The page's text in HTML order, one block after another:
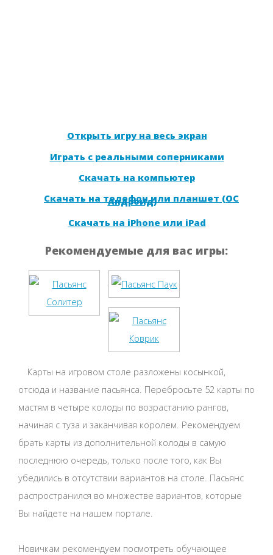
Открыть игру на весь экран
Играть с реальными соперниками
Скачать на компьютер
Скачать на телефон или планшет (ОС
Андроид)
Скачать на iPhone или iPad
Рекомендуемые для вас игры:
Карты на игровом столе разложены косынкой,
отсюда и название пасьянса. Перебросьте 52 карты по
мастям в четыре колоды по возрастанию рангов,
начиная с туза и заканчивая королем. Рекомендуем
брать карты из дополнительной колоды в самую
последнюю очередь, только после того, как Вы
убедились в отсутствии вариантов на столе. Пасьянс
распространился во множестве вариантов, которые
Вы найдете на нашем портале.
Новичкам рекомендуем посмотреть обучающее